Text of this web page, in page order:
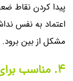
پیدا کردن نقاط
اعتماد به نفس
مشکل از بین برود.
۴. مناسب برای افراد پرمشغله